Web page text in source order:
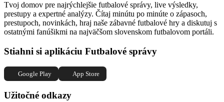
Tvoj domov pre najrýchlejšie futbalové správy, live výsledky,
prestupy a expertné analýzy. Čítaj minútu po minúte o zápasoch,
prestupoch, novinkách, hraj naše zábavné futbalové hry a diskutuj s
ostatnými fanúšikmi na najväčšom slovenskom futbalovom portáli.
Stiahni si aplikáciu Futbalové správy
Google Play App Store
Užitočné odkazy